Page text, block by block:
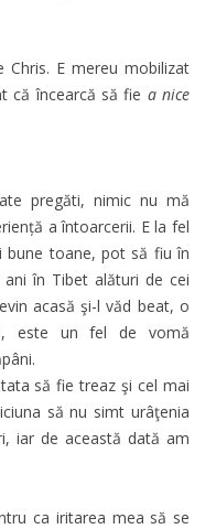
Chris. E mereu mobilizat
că încearcă să fie a nice
pregăti, nimic nu mă
a întoarcerii. E la fel
bune toane, pot să fiu în
în Tibet alături de cei
acasă şi-l văd beat, o
este un fel de vomă
să fie treaz şi cel mai
să nu simt urâţenia
iar de această dată am
ca iritarea mea să se